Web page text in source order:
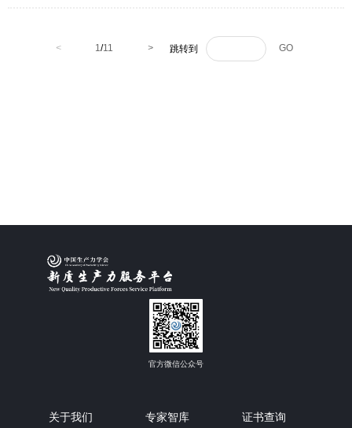
< 1/11 > 跳转到 GO
官方微信公众号
专家智库
关于我们 证书查询